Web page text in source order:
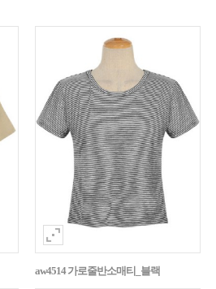
aw4514 가로줄반소매티_블랙